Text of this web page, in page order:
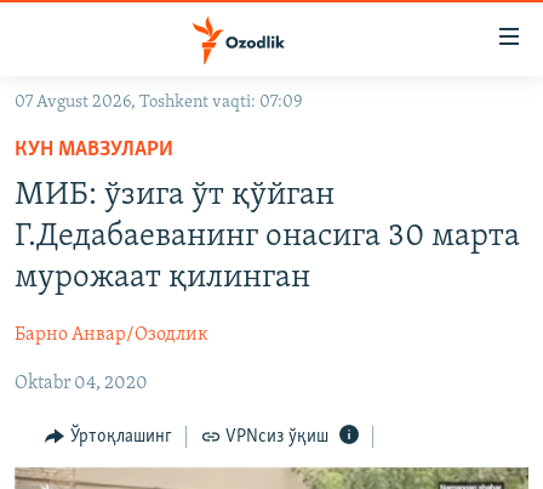
Асосий
навигацияга
ўтинг
Қидиришга
ўтинг
OZODARXIV
На русском
ИЖТИМОИЙ ТАРМОҚЛАР
07 Avgust 2026, Toshkent vaqti: 07:09
КУН МАВЗУЛАРИ
МИБ: ўзига ўт қўйган
Г.Дедабаеванинг онасига 30 марта
мурожаат қилинган
Барно Анвар/Озодлик
Oktabr 04, 2020
Ўртоқлашинг VPNсиз ўқиш